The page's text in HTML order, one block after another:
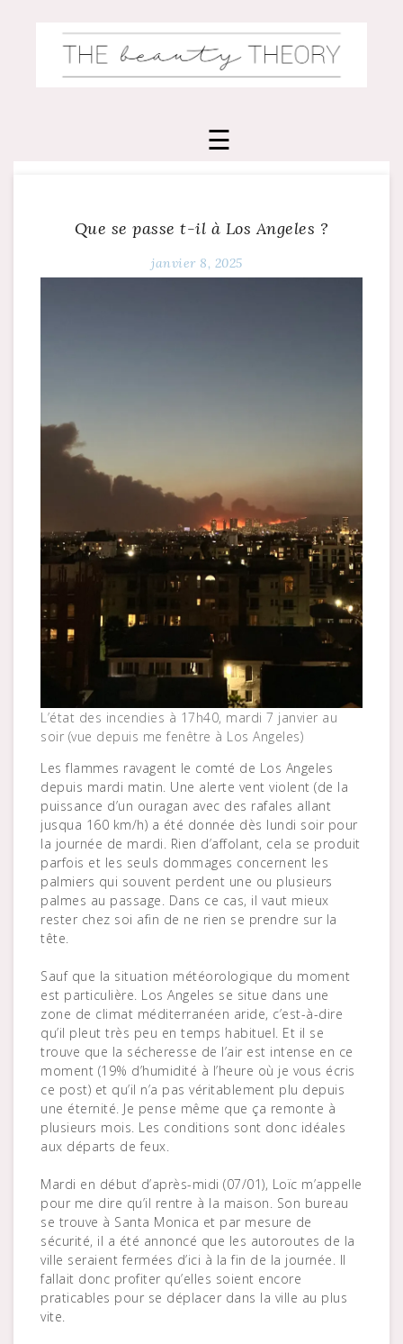
Que se passe t-il à Los Angeles ?
janvier 8, 2025
L’état des incendies à 17h40, mardi 7 janvier au
soir (vue depuis me fenêtre à Los Angeles)
Les flammes ravagent le comté de Los Angeles
depuis mardi matin. Une alerte vent violent (de la
puissance d’un ouragan avec des rafales allant
jusqua 160 km/h) a été donnée dès lundi soir pour
la journée de mardi. Rien d’affolant, cela se produit
parfois et les seuls dommages concernent les
palmiers qui souvent perdent une ou plusieurs
palmes au passage. Dans ce cas, il vaut mieux
rester chez soi afin de ne rien se prendre sur la
tête.
Sauf que la situation météorologique du moment
est particulière. Los Angeles se situe dans une
zone de climat méditerranéen aride, c’est-à-dire
qu’il pleut très peu en temps habituel. Et il se
trouve que la sécheresse de l’air est intense en ce
moment (19% d’humidité à l’heure où je vous écris
ce post) et qu’il n’a pas véritablement plu depuis
une éternité. Je pense même que ça remonte à
plusieurs mois. Les conditions sont donc idéales
aux départs de feux.
Mardi en début d’après-midi (07/01), Loïc m’appelle
pour me dire qu’il rentre à la maison. Son bureau
se trouve à Santa Monica et par mesure de
sécurité, il a été annoncé que les autoroutes de la
ville seraient fermées d’ici à la fin de la journée. Il
fallait donc profiter qu’elles soient encore
praticables pour se déplacer dans la ville au plus
vite.